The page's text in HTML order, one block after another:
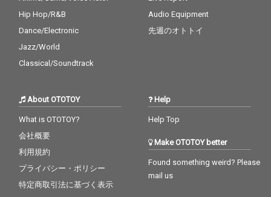
ジックシーンだけでな
可能性を映し出してい
る。 シリーズ全4作品
参加アーティストたち
から生まれる化学反応
を感じることができる
ジックシーンだけでな
可能性を映し出してい
から生まれる化学反応
を感じることができる
作品となっている。
Hip Hop/R&B
Dance/Electronic
Jazz/World
Classical/Soundtrack
Audio Equipment
先週のオトトイ
About OTOTOY
What is OTOTOY?
会社概要
利用規約
プライバシー・ポリシー
特定商取引法に基づく表示
Help
Help Top
Make OTOTOY better
Found something weird? Please
mail us